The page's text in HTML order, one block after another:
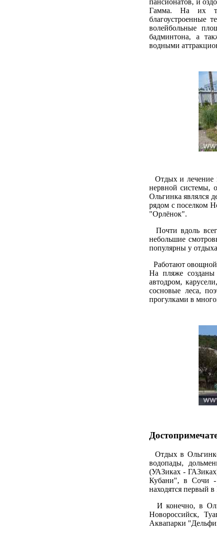
пансионатов, и
Гамма. На их
благоустроенные
волейбольные
бадминтона, а
водными
Отдых и лечение
нервной системы,
Ольгинка являлся
рядом с поселком
"Орлёнок".
Почти вдоль
небольшие
популярны у
Работают
На пляже созданы
автодром,
сосновые леса,
прогулками в
Отдых в
водопады,
(УАЗиках -
Кубани", в Сочи -
находятся первый
И конечно, в
Новороссийск,
Аквапарки